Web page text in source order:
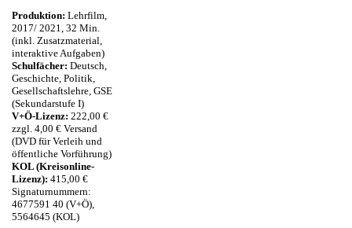
Produktion: Lehrfilm,
2017/ 2021, 32 Min.
(inkl. Zusatzmaterial,
interaktive Aufgaben)
Schulfächer: Deutsch,
Geschichte, Politik,
Gesellschaftslehre, GSE
(Sekundarstufe I)
V+Ö-Lizenz: 222,00 €
zzgl. 4,00 € Versand
(DVD für Verleih und
öffentliche Vorführung)
KOL (Kreisonline-
Lizenz): 415,00 €
Signaturnummern:
4677591 40 (V+Ö),
5564645 (KOL)